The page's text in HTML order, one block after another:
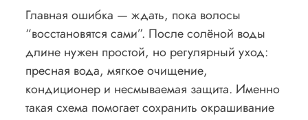
Главная ошибка — ждать, пока волосы
“восстановятся сами”. После солёной воды
длине нужен простой, но регулярный уход:
пресная вода, мягкое очищение,
кондиционер и несмываемая защита. Именно
такая схема помогает сохранить окрашивание